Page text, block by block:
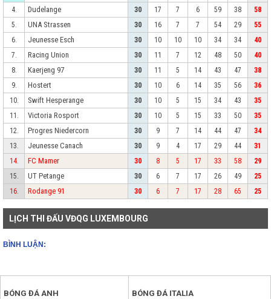
4.
Dudelange 30 17 7 6 59 38
58
5.
UNA Strassen 30 16 7 7 54 29
55
6.
Jeunesse Esch 30 10 10 10 34 34
40
7.
Racing Union 30 11 7 12 48 50
40
8.
Kaerjeng 97 30 11 5 14 43 47
38
9.
Hostert 30 10 6 14 35 56
36
10.
Swift Hesperange 30 10 5 15 34 43
35
11.
Victoria Rosport 30 10 5 15 33 50
35
12.
Progres Niedercorn 30 9 7 14 44 47
34
13.
Jeunesse Canach 30 9 4 17 29 44
31
14.
FC Mamer 30 8 5 17 33 58
29
15.
UT Petange 30 6 7 17 26 49
25
16.
Rodange 91 30 6 7 17 28 65 25
LỊCH THI ĐẤU VĐQG LUXEMBOURG
BÌNH LUẬN:
BÓNG ĐÁ ANH BÓNG ĐÁ ITALIA